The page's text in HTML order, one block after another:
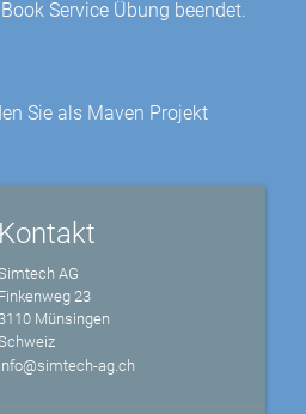
Service Übung beendet.
Sie als Maven Projekt
Kontakt
AG
Finkenweg 23
3110 Münsingen
info@simtech-ag.ch